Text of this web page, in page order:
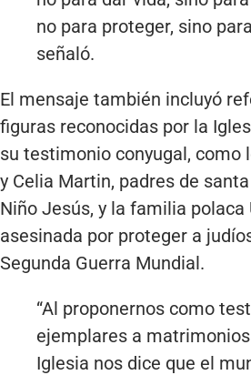
no para proteger, sino
señaló.
El mensaje también incluyó
figuras reconocidas por la
su testimonio conyugal, como
y Celia Martin, padres de
Niño Jesús, y la familia polaca
asesinada por proteger a
Segunda Guerra Mundial.
“Al proponernos como
ejemplares a
Iglesia nos dice que el